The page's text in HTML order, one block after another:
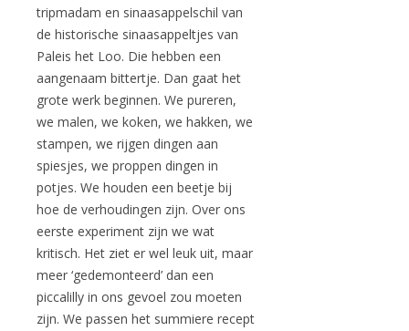
tripmadam en sinaasappelschil van
de historische sinaasappeltjes van
Paleis het Loo. Die hebben een
aangenaam bittertje. Dan gaat het
grote werk beginnen. We pureren,
we malen, we koken, we hakken, we
stampen, we rijgen dingen aan
spiesjes, we proppen dingen in
potjes. We houden een beetje bij
hoe de verhoudingen zijn. Over ons
eerste experiment zijn we wat
kritisch. Het ziet er wel leuk uit, maar
meer ‘gedemonteerd’ dan een
piccalilly in ons gevoel zou moeten
zijn. We passen het summiere recept